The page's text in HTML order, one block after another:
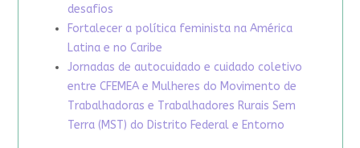
desafios
Fortalecer a política feminista na América
Latina e no Caribe
Jornadas de autocuidado e cuidado coletivo
entre CFEMEA e Mulheres do Movimento de
Trabalhadoras e Trabalhadores Rurais Sem
Terra (MST) do Distrito Federal e Entorno